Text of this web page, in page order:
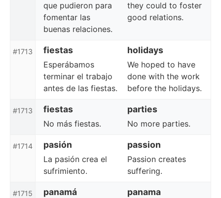
que pudieron para
fomentar las
buenas relaciones.
they could to foster
good relations.
#1713 fiestas holidays
Esperábamos
terminar el trabajo
antes de las fiestas.
We hoped to have
done with the work
before the holidays.
#1713 fiestas parties
No más fiestas. No more parties.
#1714 pasión passion
La pasión crea el
sufrimiento.
Passion creates
suffering.
#1715 panamá panama